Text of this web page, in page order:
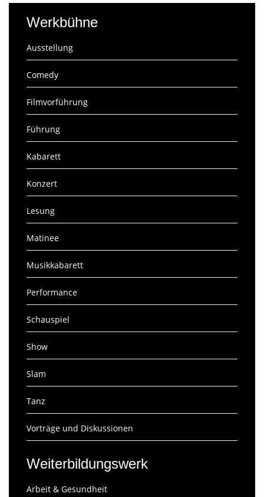
Werkbühne
Ausstellung
Comedy
Filmvorführung
Führung
Kabarett
Konzert
Lesung
Matinee
Musikkabarett
Performance
Schauspiel
Show
Slam
Tanz
Vorträge und Diskussionen
Weiterbildungswerk
Arbeit & Gesundheit